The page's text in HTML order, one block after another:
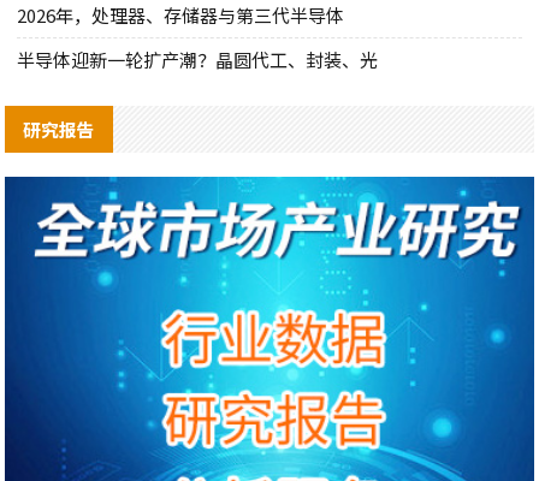
2026年，处理器、存储器与第三代半导体
半导体迎新一轮扩产潮？晶圆代工、封装、光
研究报告